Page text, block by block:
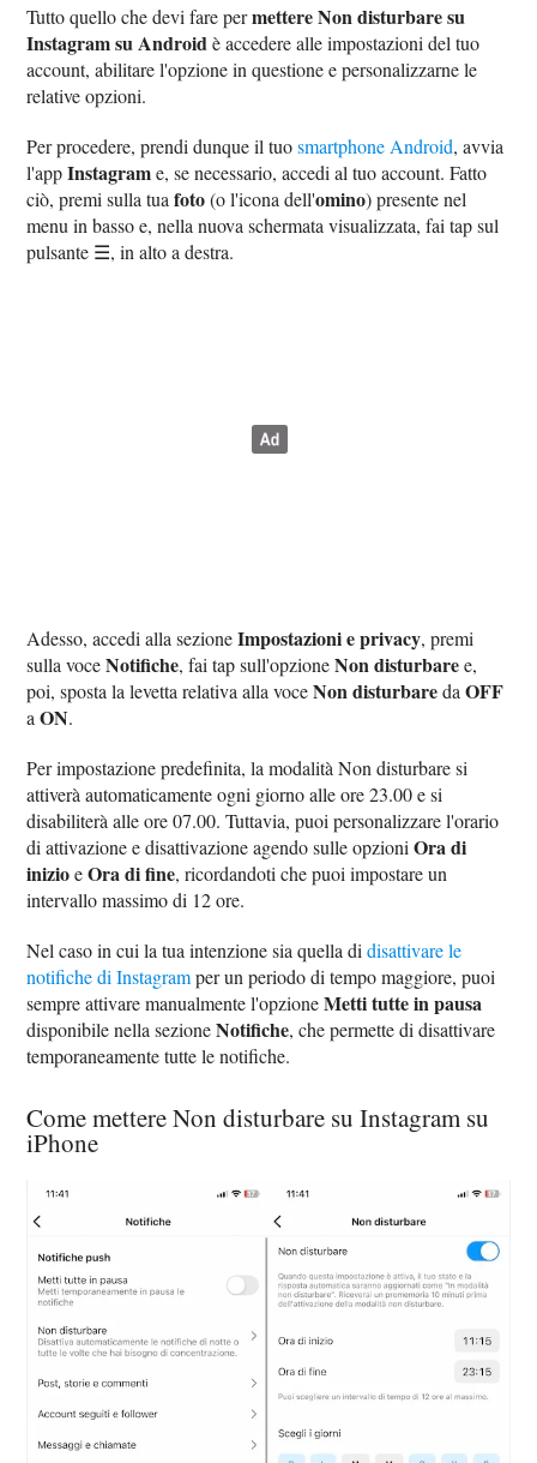
Tutto quello che devi fare permettere Non disturbare su
Instagram su Androidè accedere alle impostazioni del tuo
account, abilitare l'opzione in questione e personalizzarne le
relative opzioni.
Per procedere, prendi dunque il tuosmartphone Android, avvia
l'appInstagrame, se necessario, accedi al tuo account. Fatto
ciò, premi sulla tuafoto(o l'icona dell'omino) presente nel
menu in basso e, nella nuova schermata visualizzata, fai tap sul
pulsante ☰, in alto a destra.
Adesso, accedi alla sezioneImpostazioni e privacy, premi
sulla voceNotifiche, fai tap sull'opzioneNon disturbaree,
poi, sposta la levetta relativa alla voceNon disturbaredaOFF
aON.
Per impostazione predefinita, la modalità Non disturbare si
attiverà automaticamente ogni giorno alle ore 23.00 e si
disabiliterà alle ore 07.00. Tuttavia, puoi personalizzare l'orario
di attivazione e disattivazione agendo sulle opzioniOra di
inizioeOra di fine, ricordandoti che puoi impostare un
intervallo massimo di 12 ore.
Nel caso in cui la tua intenzione sia quella didisattivare le
notifiche di Instagramper un periodo di tempo maggiore, puoi
sempre attivare manualmente l'opzioneMetti tutte in pausa
disponibile nella sezioneNotifiche, che permette di disattivare
temporaneamente tutte le notifiche.
Come mettere Non disturbare su Instagram su
iPhone